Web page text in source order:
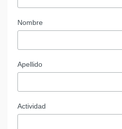
Nombre
Apellido
Actividad